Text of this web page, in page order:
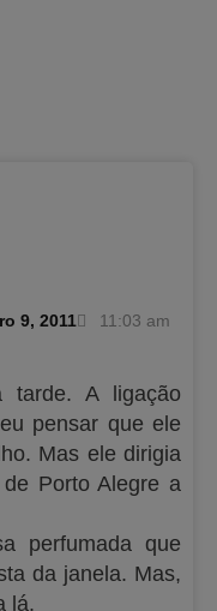
9, 2011
11:03 am
tarde. A ligação
pensar que ele
Mas ele dirigia
Porto Alegre a
perfumada que
da janela. Mas,
lá.